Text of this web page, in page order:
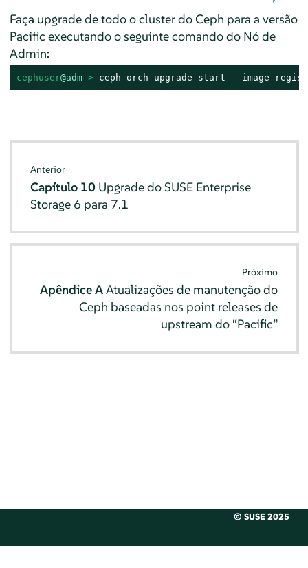
Faça upgrade de todo o cluster do Ceph para a versão
Pacific executando o seguinte comando do Nó de
Admin:
cephuser@adm > ceph orch upgrade start --image
Anterior
Capítulo 10 Upgrade do SUSE Enterprise
Storage 6 para 7.1
Próximo
Apêndice AAtualizações de manutenção do
Ceph baseadas nos point releases de
upstream do “Pacific”
© SUSE 2025